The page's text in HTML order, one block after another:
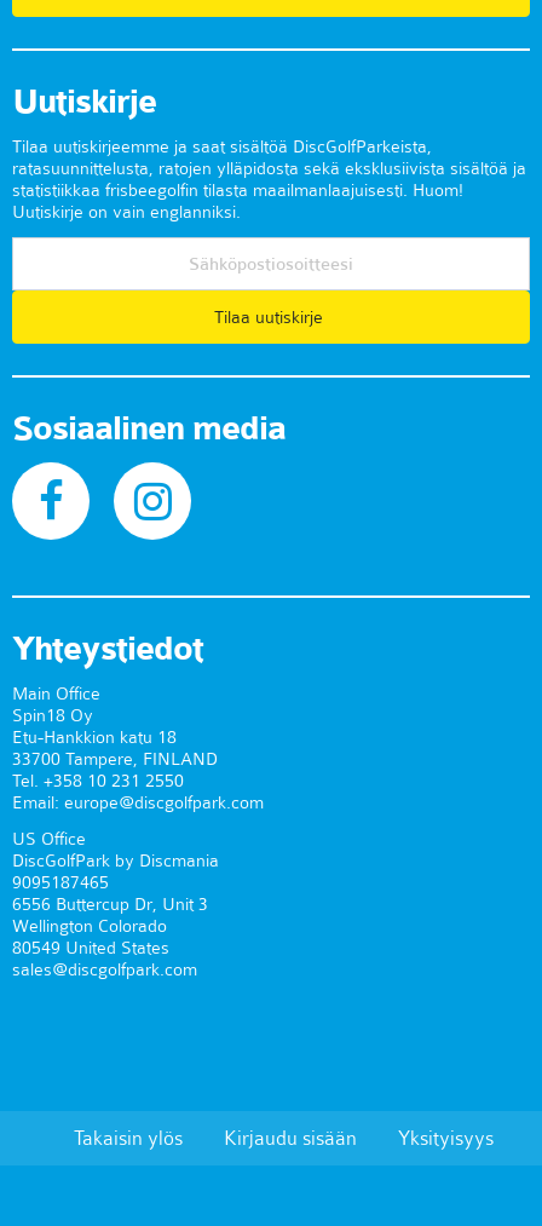
Uutiskirje
Tilaa uutiskirjeemme ja saat sisältöä DiscGolfParkeista,
ratasuunnittelusta, ratojen ylläpidosta sekä eksklusiivista sisältöä ja
statistiikkaa frisbeegolfin tilasta maailmanlaajuisesti. Huom!
Uutiskirje on vain englanniksi.
Tilaa uutiskirje
Sosiaalinen media
Yhteystiedot
Main Office
Spin18 Oy
Etu-Hankkion katu 18
33700 Tampere, FINLAND
Tel. +358 10 231 2550
Email: europe@discgolfpark.com
US Office
DiscGolfPark by Discmania
9095187465
6556 Buttercup Dr, Unit 3
Wellington Colorado
80549 United States
sales@discgolfpark.com
Takaisin ylös Kirjaudu sisään Yksityisyys